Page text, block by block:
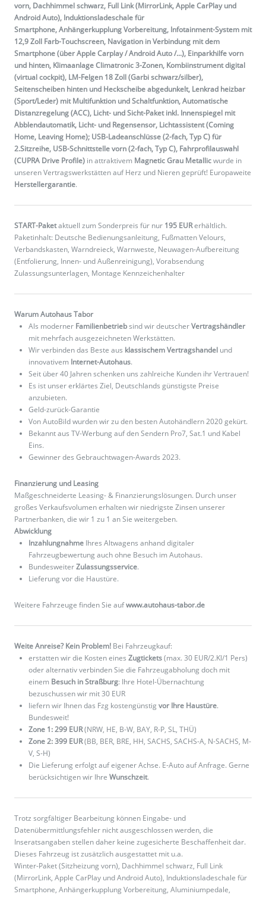
vorn, Dachhimmel schwarz, Full Link (MirrorLink, Apple CarPlay und
Android Auto), Induktionsladeschale für
Smartphone, Anhängerkupplung Vorbereitung, Infotainment-System mit
12,9 Zoll Farb-Touchscreen, Navigation in Verbindung mit dem
Smartphone (über Apple Carplay / Android Auto /...), Einparkhilfe vorn
und hinten, Klimaanlage Climatronic 3-Zonen, Kombiinstrument digital
(virtual cockpit), LM-Felgen 18 Zoll (Garbi schwarz/silber),
Seitenscheiben hinten und Heckscheibe abgedunkelt, Lenkrad heizbar
(Sport/Leder) mit Multifunktion und Schaltfunktion, Automatische
Distanzregelung (ACC), Licht- und Sicht-Paket inkl. Innenspiegel mit
Abblendautomatik, Licht- und Regensensor, Lichtassistent (Coming
Home, Leaving Home); USB-Ladeanschlüsse (2-fach, Typ C) für
2.Sitzreihe, USB-Schnittstelle vorn (2-fach, Typ C), Fahrprofilauswahl
(CUPRA Drive Profile) in attraktivem Magnetic Grau Metallicwurde in
unseren Vertragswerkstätten auf Herz und Nieren geprüft! Europaweite
Herstellergarantie.
START-Paketaktuell zum Sonderpreis für nur 195 EURerhältlich.
Paketinhalt: Deutsche Bedienungsanleitung, Fußmatten Velours,
Verbandskasten, Warndreieck, Warnweste, Neuwagen-Aufbereitung
(Entfolierung, Innen- und Außenreinigung), Vorabsendung
Zulassungsunterlagen, Montage Kennzeichenhalter
Warum Autohaus Tabor
Als moderner Familienbetriebsind wir deutscherVertragshändler
mit mehrfach ausgezeichneten Werkstätten.
Wir verbinden das Beste aus klassischem Vertragshandel und
innovativem Internet-Autohaus.
Seit über 40 Jahren schenken uns zahlreiche Kunden ihr Vertrauen!
Es ist unser erklärtes Ziel, Deutschlands günstigste Preise
anzubieten.
Geld-zurück-Garantie
Von AutoBild wurden wir zu den besten Autohändlern 2020 gekürt.
Bekannt aus TV-Werbung auf den Sendern Pro7, Sat.1 und Kabel
Eins.
Gewinner des Gebrauchtwagen-Awards 2023.
Finanzierung und Leasing
Maßgeschneiderte Leasing- & Finanzierungslösungen. Durch unser
großes Verkaufsvolumen erhalten wir niedrigste Zinsen unserer
Partnerbanken, die wir 1 zu 1 an Sie weitergeben.
Abwicklung
Inzahlungnahme Ihres Altwagens anhand digitaler
Fahrzeugbewertung auch ohne Besuch im Autohaus.
BundesweiterZulassungsservice.
Lieferung vor die Haustüre.
Weitere Fahrzeuge finden Sie aufwww.autohaus-tabor.de
Weite Anreise? Kein Problem! Bei Fahrzeugkauf:
erstatten wir die Kosten eines Zugtickets(max. 30 EUR/2.Kl/1 Pers)
oder alternativ verbinden Sie die Fahrzeugabholung doch mit
einem Besuch in Straßburg: Ihre Hotel-Übernachtung
bezuschussen wir mit 30 EUR
liefern wir Ihnen das Fzg kostengünstig vor Ihre Haustüre.
Bundesweit!
Zone 1: 299 EUR(NRW, HE, B-W, BAY, R-P, SL, THÜ)
Zone 2: 399 EUR(BB, BER, BRE, HH, SACHS, SACHS-A, N-SACHS, M-
V, S-H)
Die Lieferung erfolgt auf eigener Achse. E-Auto auf Anfrage. Gerne
berücksichtigen wir Ihre Wunschzeit.
Trotz sorgfältiger Bearbeitung können Eingabe- und
Datenübermittlungsfehler nicht ausgeschlossen werden, die
Inseratsangaben stellen daher keine zugesicherte Beschaffenheit dar.
Dieses Fahrzeug ist zusätzlich ausgestattet mit u.a.
Winter-Paket (Sitzheizung vorn), Dachhimmel schwarz, Full Link
(MirrorLink, Apple CarPlay und Android Auto), Induktionsladeschale für
Smartphone, Anhängerkupplung Vorbereitung, Aluminiumpedale,